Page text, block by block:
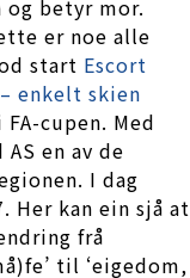
betyr mor.
er noe alle
start Escort
enkelt skien
cupen. Med
en av de
I dag
Her kan ein sjå at
frå
til ‘eigedom,